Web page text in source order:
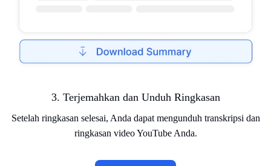
3. Terjemahkan dan Unduh Ringkasan
Setelah ringkasan selesai, Anda dapat mengunduh transkripsi dan
ringkasan video YouTube Anda.